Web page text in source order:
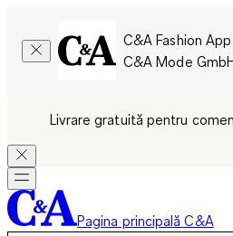
C&A Fashion App
C&A Mode
Livrare gratuită pentru
Pagina principală C&A